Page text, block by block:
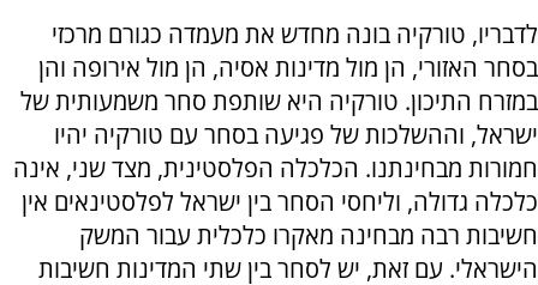
לדבריו, טורקיה בונה מחדש את מעמדה כגורם מרכזי
בסחר האזורי, הן מול מדינות אסיה, הן מול אירופה והן
במזרח התיכון. טורקיה היא שותפת סחר משמעותית של
ישראל, וההשלכות של פגיעה בסחר עם טורקיה יהיו
חמורות מבחינתנו. הכלכלה הפלסטינית, מצד שני, אינה
כלכלה גדולה, וליחסי הסחר בין ישראל לפלסטינאים אין
חשיבות רבה מבחינה מאקרו כלכלית עבור המשק
הישראלי. עם זאת, יש לסחר בין שתי המדינות חשיבות